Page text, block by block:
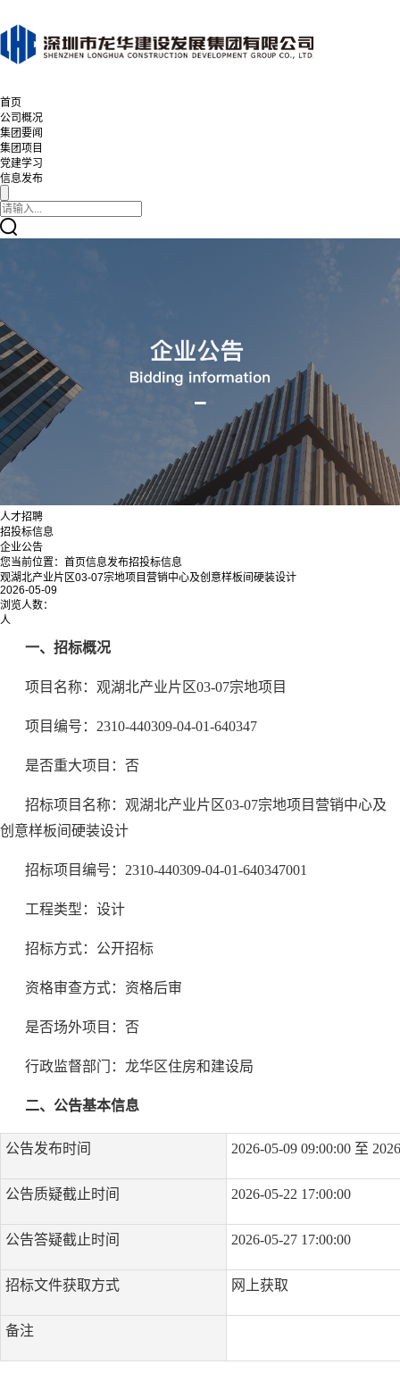
首页
公司概况
集团要闻
集团项目
党建学习
信息发布
人才招聘
招投标信息
企业公告
您当前位置： 首页信息发布招投标信息
观湖北产业片区03-07宗地项目营销中心及创意样板间硬装设计
2026-05-09
浏览人数：
人
一、招标概况
项目名称：观湖北产业片区03-07宗地项目
项目编号：2310-440309-04-01-640347
是否重大项目：否
招标项目名称：观湖北产业片区03-07宗地项目营销中心及
创意样板间硬装设计
招标项目编号：2310-440309-04-01-640347001
工程类型：设计
招标方式：公开招标
资格审查方式：资格后审
是否场外项目：否
行政监督部门：龙华区住房和建设局
二、公告基本信息
公告发布时间 2026-05-09 09:00:00 至
公告质疑截止时间 2026-05-22 17:00:00
公告答疑截止时间 2026-05-27 17:00:00
招标文件获取方式 网上获取
备注